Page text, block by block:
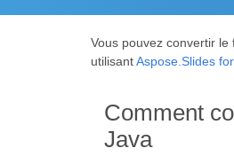
Vous pouvez convertir le
utilisantAspose.Slides
Comment
Java